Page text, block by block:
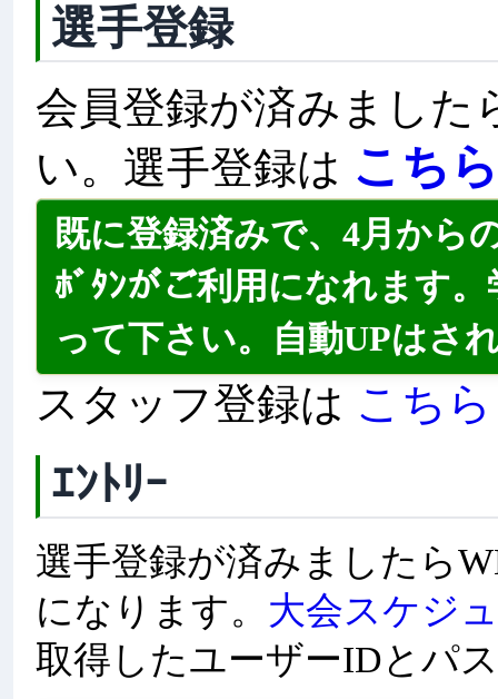
選手登録
会員登録が済みました
い。選手登録は こち
既に登録済みで、4月から
ﾎﾞﾀﾝがご利用になれます
って下さい。自動UPはさ
スタッフ登録は こちら
ｴﾝﾄﾘｰ
選手登録が済みましたら
になります。 大会スケジ
取得したユーザーIDとパ